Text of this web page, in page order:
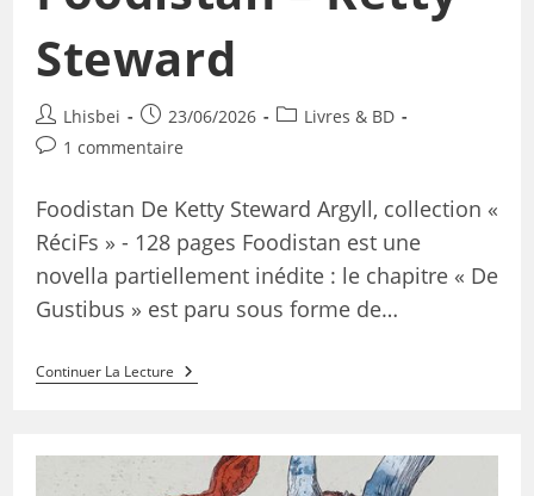
Steward
Lhisbei 23/06/2026
Livres & BD
1 commentaire
Foodistan De Ketty Steward Argyll, collection «
RéciFs » - 128 pages Foodistan est une
novella partiellement inédite : le chapitre « De
Gustibus » est paru sous forme de…
Continuer La Lecture